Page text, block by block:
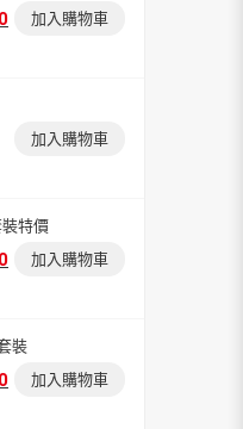
加入購物車
加入購物車
特價
加入購物車
裝
加入購物車